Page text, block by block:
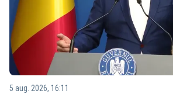
5 aug. 2026, 16:11